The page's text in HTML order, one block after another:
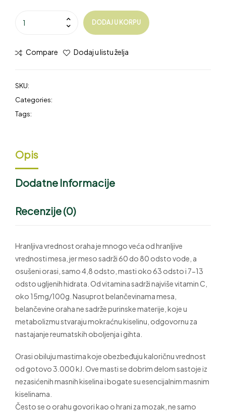
DODAJ U KORPU
Compare Dodaj u listu želja
SKU:
Categories:
Tags:
Opis
Dodatne Informacije
Recenzije (0)
Hranljiva vrednost oraha je mnogo veća od hranljive
vrednosti mesa, jer meso sadrži 60 do 80 odsto vode, a
osušeni orasi, samo 4,8 odsto, masti oko 63 odsto i 7-13
odsto ugljenih hidrata. Od vitamina sadrži najviše vitamin C,
oko 15mg/100g. Nasuprot belančevinama mesa,
belančevine oraha ne sadrže purinske materije, koje u
metabolizmu stvaraju mokraćnu kiselinu, odgovornu za
nastajanje reumatskih oboljenja i gihta.
Orasi obiluju mastima koje obezbeđuju kaloričnu vrednost
od gotovo 3.000 kJ. Ove masti se dobrim delom sastoje iz
nezasićenih masnih kiselina i bogate su esencijalnim masnim
kiselinama.
Često se o orahu govori kao o hrani za mozak, ne samo